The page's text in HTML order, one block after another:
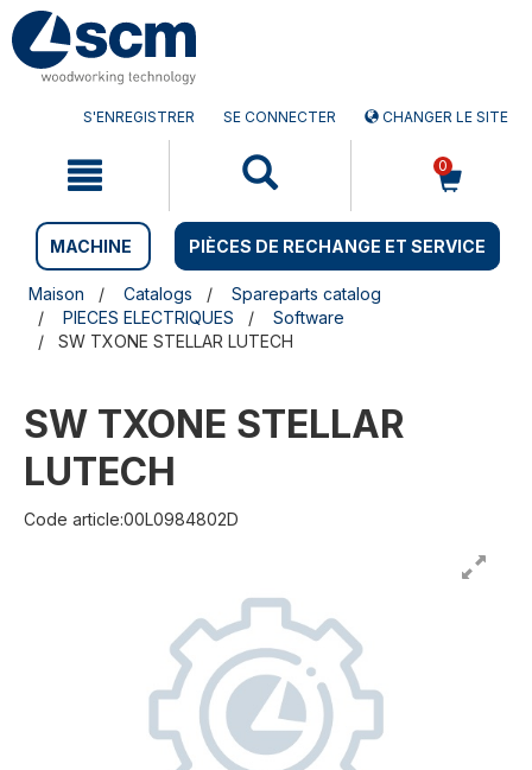
Aller
au
contenu
Menu
sauter
S'ENREGISTRER SE CONNECTER CHANGER LE SITE
0
MACHINE PIÈCES DE RECHANGE ET SERVICE
Maison Catalogs
Spareparts catalog
PIECES ELECTRIQUES
Software
SW TXONE STELLAR LUTECH
SW TXONE STELLAR
LUTECH
Code article:00L0984802D